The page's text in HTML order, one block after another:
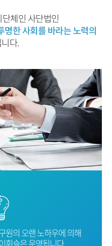
체인 사단법인
명한 사회를 바라는 노력의
다.
원의 오랜노하우에 의해
휘슬은 운영됩니다.